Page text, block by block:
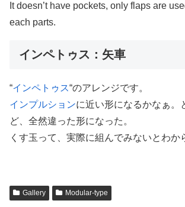
It doesn’t have pockets, only flaps are
each parts.
インペトゥス：矢車
“インペトゥス“のアレンジです。
インプルションに近い形になるかなぁ。
ど、全然違った形になった。
くす玉って、実際に組んでみないとわか
Gallery Modular-type